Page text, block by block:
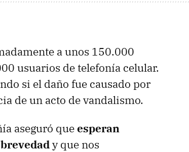
a unos 150.000
usuarios de telefonía celular.
si el daño fue causado por
de un acto de vandalismo.
aseguró queesperan
y que nos